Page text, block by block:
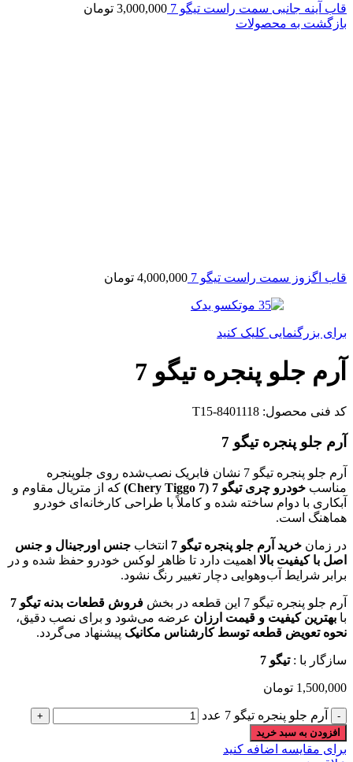
قاب آینه جانبی سمت راست تیگو 7 3,000,000 تومان
بازگشت به محصولات
قاب اگزوز سمت راست تیگو 7 4,000,000 تومان
برای بزرگنمایی کلیک کنید
آرم جلو پنجره تیگو 7
کد فنی محصول: T15-8401118
آرم جلو پنجره تیگو 7
آرم جلو پنجره تیگو 7 نشان فابریک نصب‌شده روی جلوپنجره
مناسب خودرو چری تیگو 7 (Chery Tiggo 7)
که از متریال مقاوم و
آبکاری با دوام ساخته شده و کاملاً با طراحی کارخانه‌ای خودرو
هماهنگ است.
در زمان خرید آرم جلو پنجره تیگو 7 انتخاب جنس اورجینال و جنس
اصل با کیفیت بالا اهمیت دارد تا ظاهر لوکس خودرو حفظ شده و در
برابر شرایط آب‌وهوایی دچار تغییر رنگ نشود.
آرم جلو پنجره تیگو 7 این قطعه در بخش
فروش قطعات بدنه تیگو 7
با بهترین کیفیت و قیمت ارزان عرضه می‌شود و برای نصب دقیق،
نحوه تعویض قطعه توسط کارشناس مکانیک پیشنهاد می‌گردد.
سازگار با :تیگو 7
1,500,000 تومان
آرم جلو پنجره تیگو 7 عدد
افزودن به سبد خرید
برای مقایسه اضافه کنید